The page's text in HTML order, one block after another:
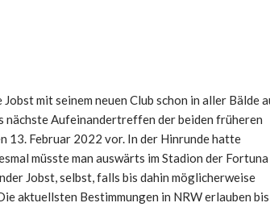
Jobst mit seinem neuen Club schon in aller Bälde
nächste Aufeinandertreffen der beiden früheren
13. Februar 2022 vor. In der Hinrunde hatte
müsste man auswärts im Stadion der Fortuna
Jobst, selbst, falls bis dahin möglicherweise
aktuellsten Bestimmungen in NRW erlauben bis